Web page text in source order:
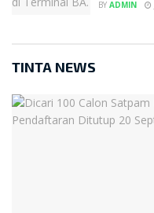
BY ADMIN
TINTA NEWS